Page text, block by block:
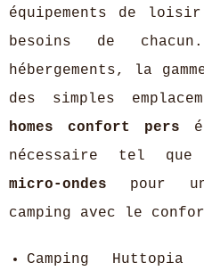
équipements de
besoins de
hébergements, la
des simples
homes confort pers
nécessaire tel
micro-ondes pour
camping avec le
Camping